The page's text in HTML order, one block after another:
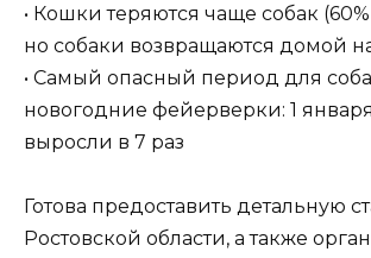
• Кошки теряются чаще собак
но собаки возвращаются домой
• Самый опасный период для
новогодние фейерверки: 1
выросли в 7 раз
Готова предоставить детальную
Ростовской области, а также